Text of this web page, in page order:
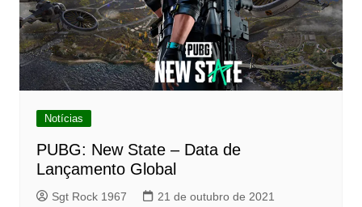
Notícias
PUBG: New State – Data de
Lançamento Global
Sgt Rock 1967 21 de outubro de 2021